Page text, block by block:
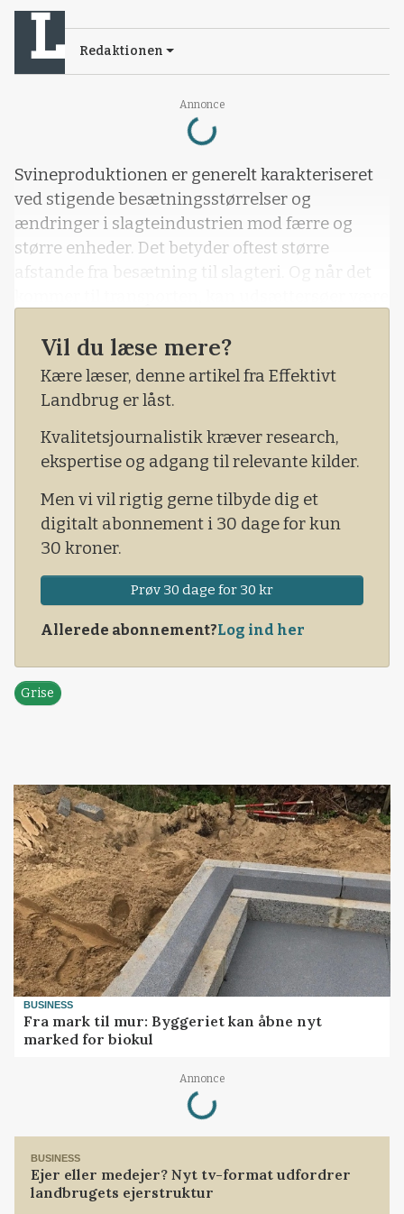
Annonce
Loading...
Redaktionen
Svineproduktionen er generelt karakteriseret
ved stigende besætningsstørrelser og
ændringer i slagteindustrien mod færre og
større enheder. Det betyder oftest større
afstande fra besætning til slagteri. Og når det
grupper af svin. Det skyldes, at de typisk er sat
ud af besætningen efter at have fået flere kuld
og kan være
Vil du læse mere?
Kære læser, denne artikel fra Effektivt
Landbrug er låst.
Kvalitetsjournalistik kræver research,
ekspertise og adgang til relevante kilder.
Men vi vil rigtig gerne tilbyde dig et
digitalt abonnement i 30 dage for kun
30 kroner.
Prøv 30 dage for 30 kr
Allerede abonnement?Log ind her
Grise
BUSINESS
Fra mark til mur: Byggeriet kan åbne nyt
marked for biokul
Annonce
Loading...
BUSINESS
Ejer eller medejer? Nyt tv-format udfordrer
landbrugets ejerstruktur